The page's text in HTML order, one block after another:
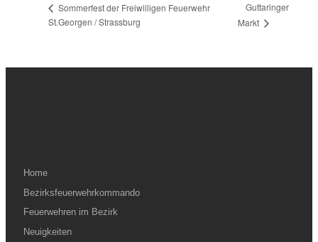
Sommerfest der Freiwilligen Feuerwehr
St.Georgen / Strassburg
Guttaringer
Markt
Home
Bezirksfeuerwehrkommando
Feuerwehren im Bezirk
Neuigkeiten